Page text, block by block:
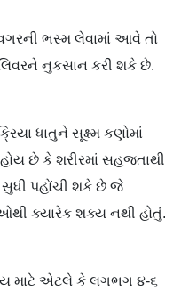
ભસ્મ લેવામાં આવે તો
નુકસાન કરી શકે છે.
ધાતુને સૂક્ષ્મ કણોમાં
છે કે શરીરમાં સહજતાથી
પહોંચી શકે છે જે
ક્યારેક શક્ય નથી હોતું.
માટે એટલે કે લગભગ ૪-૬